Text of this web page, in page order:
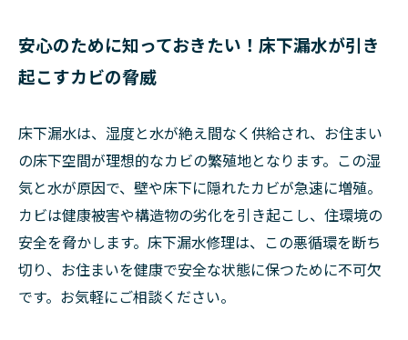
安心のために知っておきたい！床下漏水が引き
起こすカビの脅威
床下漏水は、湿度と水が絶え間なく供給され、お住まい
の床下空間が理想的なカビの繁殖地となります。この湿
気と水が原因で、壁や床下に隠れたカビが急速に増殖。
カビは健康被害や構造物の劣化を引き起こし、住環境の
安全を脅かします。床下漏水修理は、この悪循環を断ち
切り、お住まいを健康で安全な状態に保つために不可欠
です。お気軽にご相談ください。